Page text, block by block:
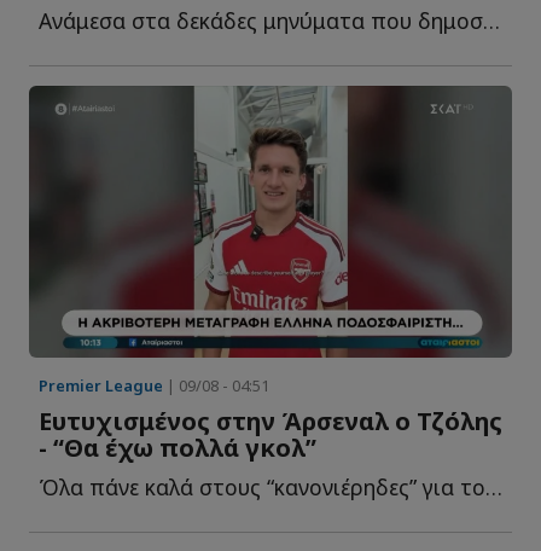
Ανάμεσα στα δεκάδες μηνύματα που δημοσιεύθηκαν τις τ...
Premier League | 09/08 - 04:51
Ευτυχισμένος στην Άρσεναλ ο Τζόλης
- “Θα έχω πολλά γκολ”
Όλα πάνε καλά στους “κανονιέρηδες” για τον δ...